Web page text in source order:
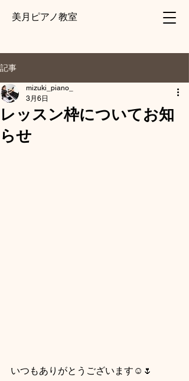
美月ピアノ教室
記事
レッスン枠についてお知
らせ
mizuki_piano_
3月6日
いつもありがとうございます☺️🌷